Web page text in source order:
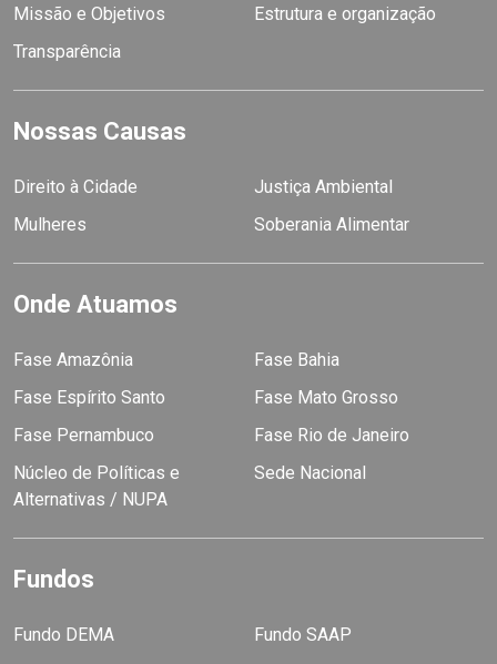
Missão e Objetivos
Estrutura e organização
Transparência
Nossas Causas
Direito à Cidade
Justiça Ambiental
Mulheres
Soberania Alimentar
Onde Atuamos
Fase Amazônia
Fase Bahia
Fase Espírito Santo
Fase Mato Grosso
Fase Pernambuco
Fase Rio de Janeiro
Núcleo de Políticas e
Alternativas / NUPA
Sede Nacional
Fundos
Fundo DEMA Fundo SAAP